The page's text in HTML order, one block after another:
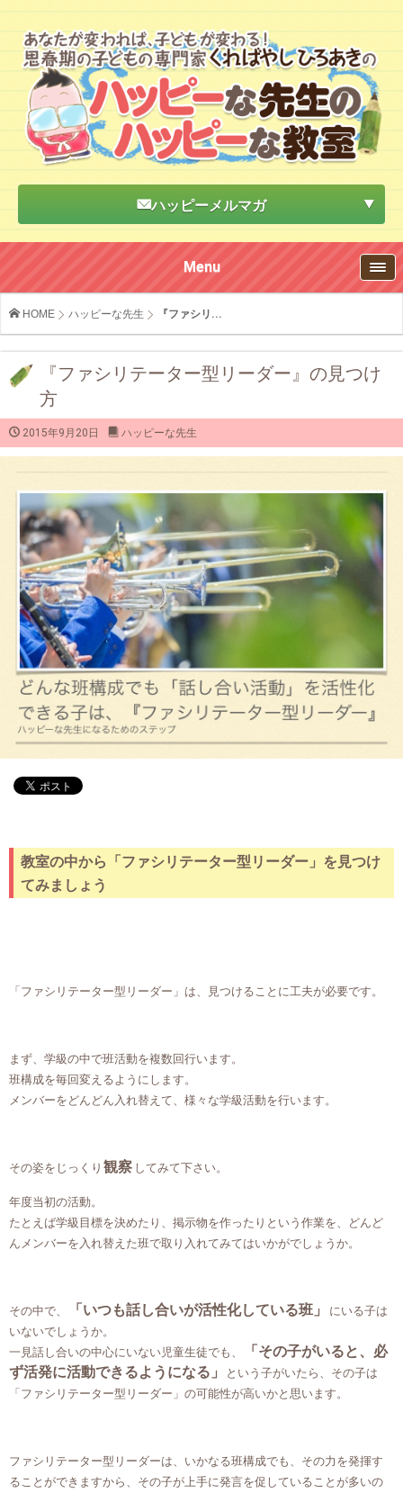
ハッピーメルマガ
Menu
HOME ハッピーな先生 『ファシリ...
『ファシリテーター型リーダー』の見つけ
方
2015年9月20日 ハッピーな先生
教室の中から「ファシリテーター型リーダー」を見つけ
てみましょう
「ファシリテーター型リーダー」は、見つけることに工夫が必要です。
まず、学級の中で班活動を複数回行います。
班構成を毎回変えるようにします。
メンバーをどんどん入れ替えて、様々な学級活動を行います。
その姿をじっくり 観察 してみて下さい。
年度当初の活動。
たとえば学級目標を決めたり、掲示物を作ったりという作業を、どんど
んメンバーを入れ替えた班で取り入れてみてはいかがでしょうか。
その中で、 「いつも話し合いが活性化している班」
にいる子は
いないでしょうか。
一見話し合いの中心にいない児童生徒でも、
「その子がいると、必
ず活発に活動できるようになる」
という子がいたら、その子は
「ファシリテーター型リーダー」の可能性が高いかと思います。
ファシリテーター型リーダーは、いかなる班構成でも、その力を発揮す
ることができますから、その子が上手に発言を促していることが多いの